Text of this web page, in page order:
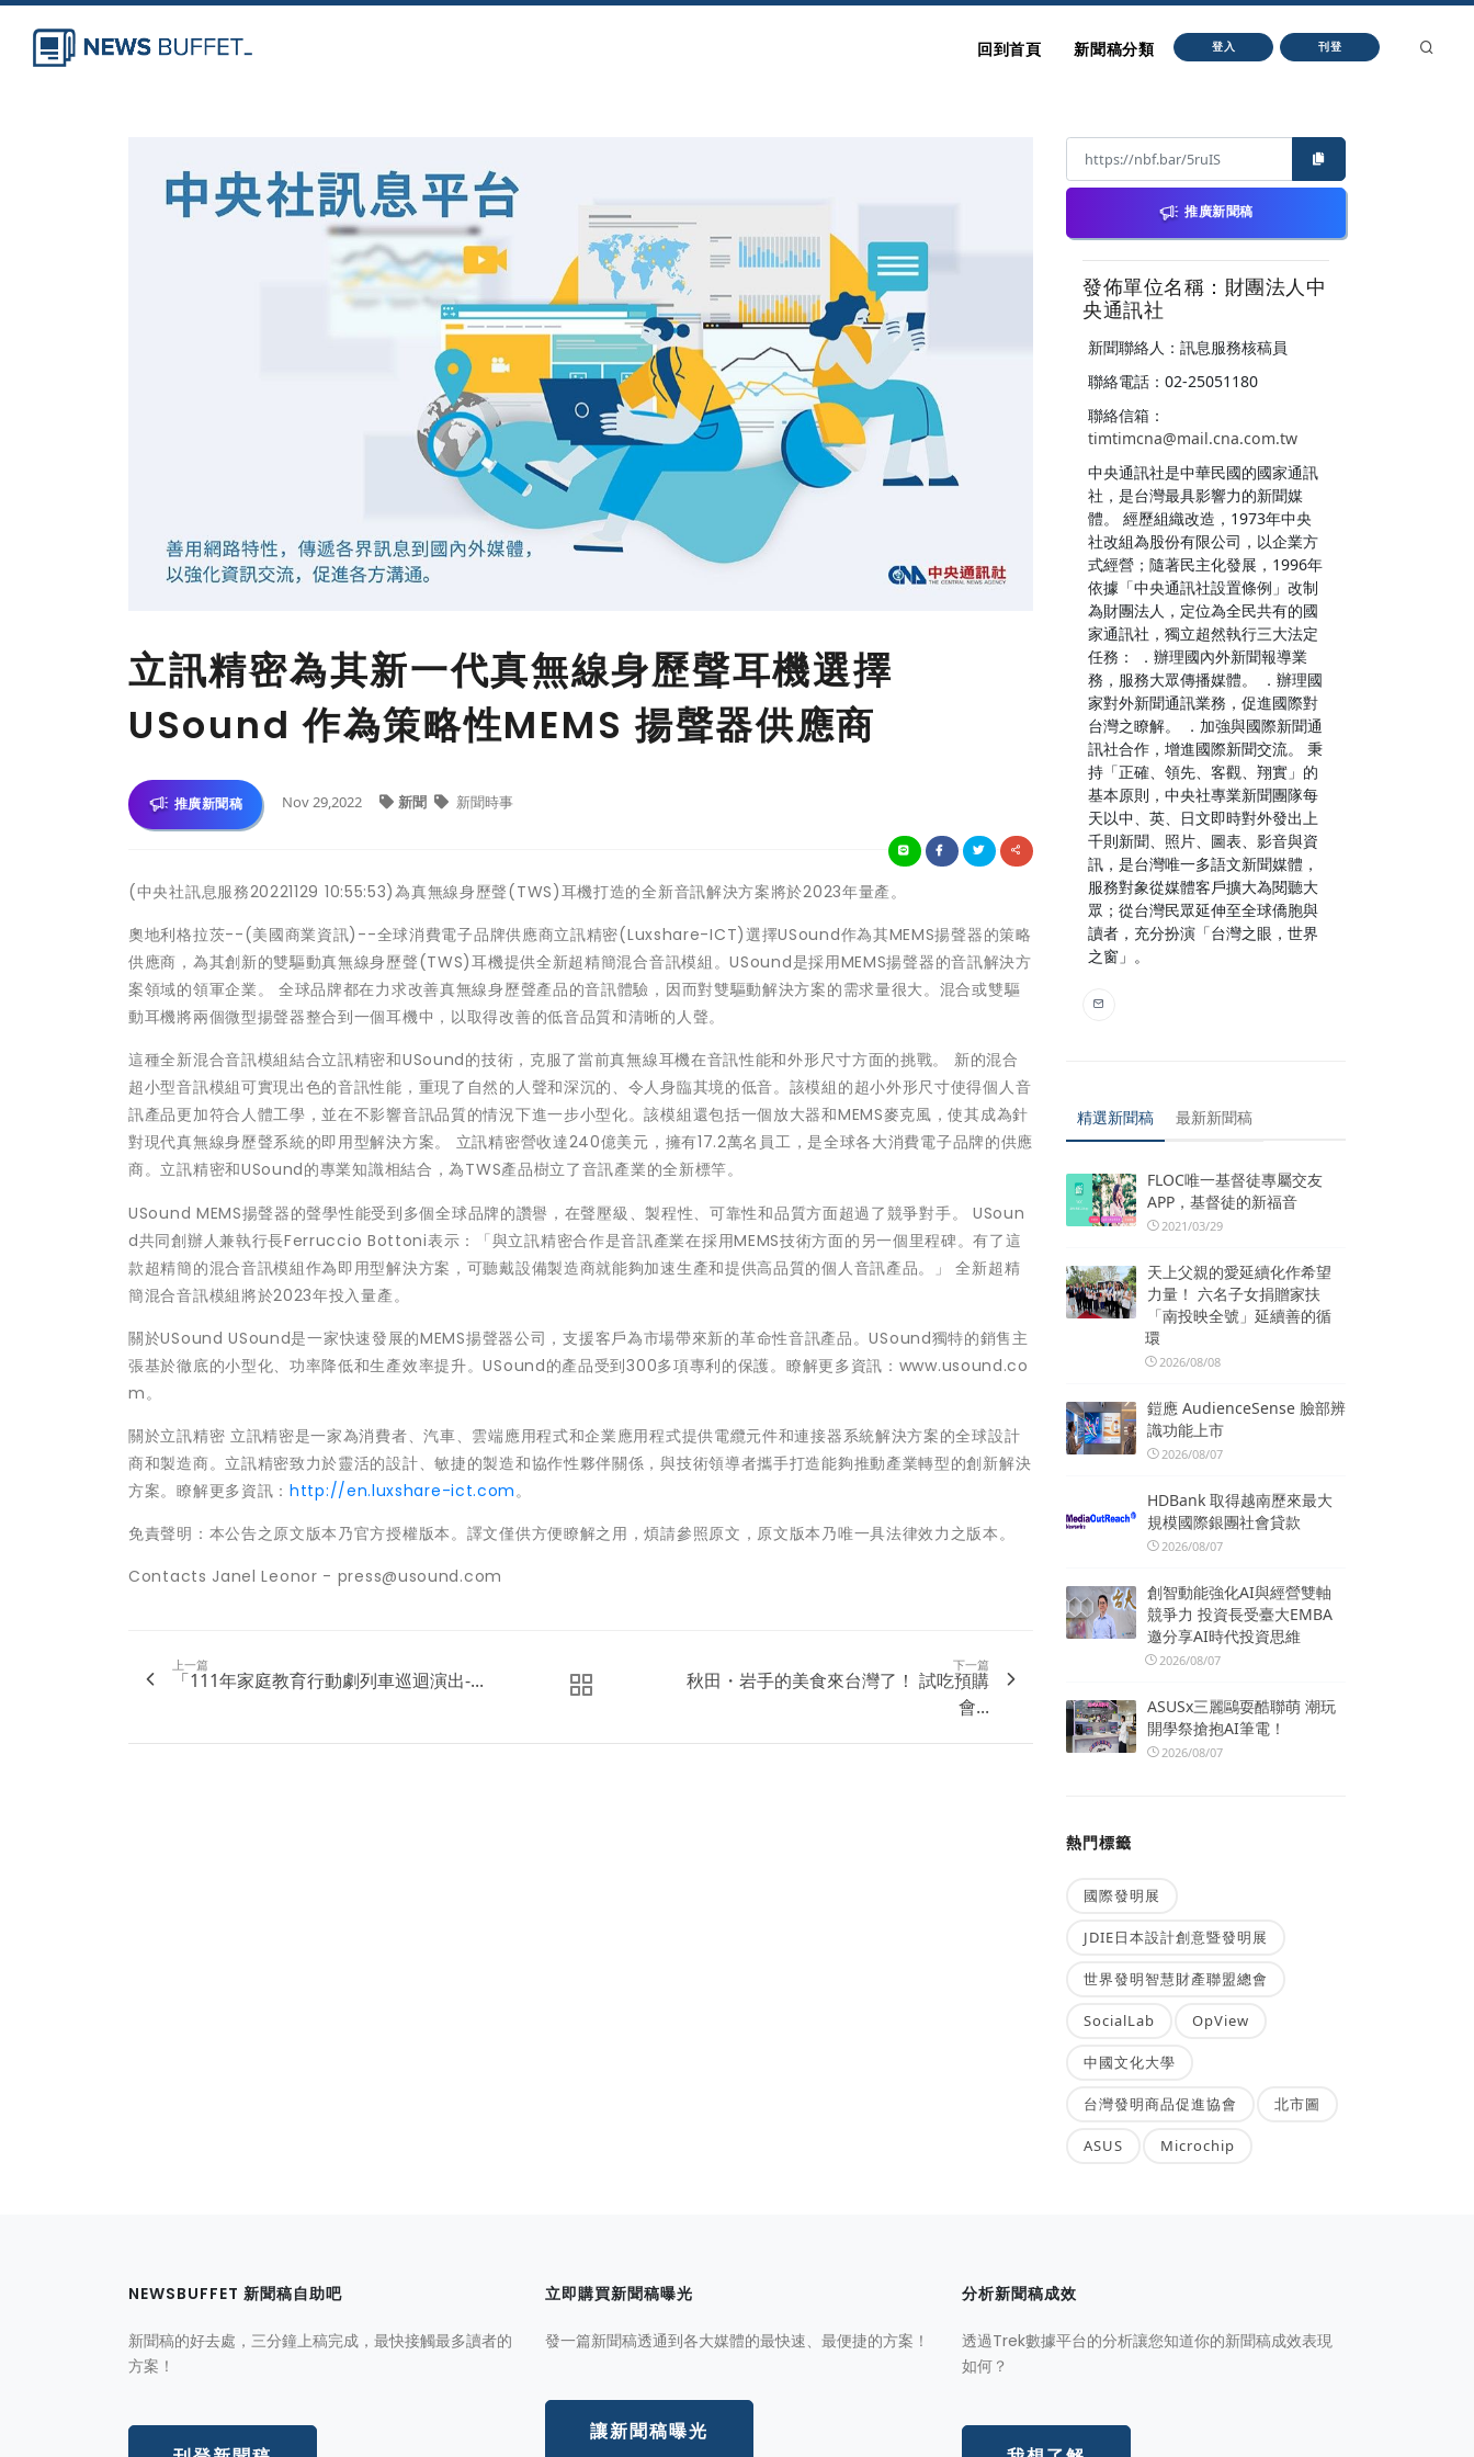
回到首頁 新聞稿分類 登入 刊登
立訊精密為其新一代真無線身歷聲耳機選擇
USound 作為策略性MEMS 揚聲器供應商
推廣新聞稿 Nov 29,2022 新聞 新聞時事
(中央社訊息服務20221129 10:55:53)為真無線身歷聲(TWS)耳機打造的全新音訊解決方案將於2023年量產。
奧地利格拉茨--(美國商業資訊)--全球消費電子品牌供應商立訊精密(Luxshare-ICT)選擇USound作為其MEMS揚聲器的策略
供應商，為其創新的雙驅動真無線身歷聲(TWS)耳機提供全新超精簡混合音訊模組。USound是採用MEMS揚聲器的音訊解決方
案領域的領軍企業。 全球品牌都在力求改善真無線身歷聲產品的音訊體驗，因而對雙驅動解決方案的需求量很大。混合或雙驅
動耳機將兩個微型揚聲器整合到一個耳機中，以取得改善的低音品質和清晰的人聲。
這種全新混合音訊模組結合立訊精密和USound的技術，克服了當前真無線耳機在音訊性能和外形尺寸方面的挑戰。 新的混合
超小型音訊模組可實現出色的音訊性能，重現了自然的人聲和深沉的、令人身臨其境的低音。該模組的超小外形尺寸使得個人音
訊產品更加符合人體工學，並在不影響音訊品質的情況下進一步小型化。該模組還包括一個放大器和MEMS麥克風，使其成為針
對現代真無線身歷聲系統的即用型解決方案。 立訊精密營收達240億美元，擁有17.2萬名員工，是全球各大消費電子品牌的供應
商。立訊精密和USound的專業知識相結合，為TWS產品樹立了音訊產業的全新標竿。
USound MEMS揚聲器的聲學性能受到多個全球品牌的讚譽，在聲壓級、製程性、可靠性和品質方面超過了競爭對手。 USoun
d共同創辦人兼執行長Ferruccio Bottoni表示：「與立訊精密合作是音訊產業在採用MEMS技術方面的另一個里程碑。有了這
款超精簡的混合音訊模組作為即用型解決方案，可聽戴設備製造商就能夠加速生產和提供高品質的個人音訊產品。」 全新超精
簡混合音訊模組將於2023年投入量產。
關於USound USound是一家快速發展的MEMS揚聲器公司，支援客戶為市場帶來新的革命性音訊產品。USound獨特的銷售主
張基於徹底的小型化、功率降低和生產效率提升。USound的產品受到300多項專利的保護。瞭解更多資訊：www.usound.co
m。
關於立訊精密 立訊精密是一家為消費者、汽車、雲端應用程式和企業應用程式提供電纜元件和連接器系統解決方案的全球設計
商和製造商。立訊精密致力於靈活的設計、敏捷的製造和協作性夥伴關係，與技術領導者攜手打造能夠推動產業轉型的創新解決
方案。瞭解更多資訊： http://en.luxshare-ict.com。
免責聲明：本公告之原文版本乃官方授權版本。譯文僅供方便瞭解之用，煩請參照原文，原文版本乃唯一具法律效力之版本。
Contacts Janel Leonor - press@usound.com
上一篇
「111年家庭教育行動劇列車巡迴演出-...
下一篇
秋田・岩手的美食來台灣了！ 試吃預購
會...
推廣新聞稿
發佈單位名稱：財團法人中
央通訊社
新聞聯絡人：訊息服務核稿員
聯絡電話：02-25051180
聯絡信箱：
timtimcna@mail.cna.com.tw
中央通訊社是中華民國的國家通訊
社，是台灣最具影響力的新聞媒
體。 經歷組織改造，1973年中央
社改組為股份有限公司，以企業方
式經營；隨著民主化發展，1996年
依據「中央通訊社設置條例」改制
為財團法人，定位為全民共有的國
家通訊社，獨立超然執行三大法定
任務： ．辦理國內外新聞報導業
務，服務大眾傳播媒體。 ．辦理國
家對外新聞通訊業務，促進國際對
台灣之瞭解。 ．加強與國際新聞通
訊社合作，增進國際新聞交流。 秉
持「正確、領先、客觀、翔實」的
基本原則，中央社專業新聞團隊每
天以中、英、日文即時對外發出上
千則新聞、照片、圖表、影音與資
訊，是台灣唯一多語文新聞媒體，
服務對象從媒體客戶擴大為閱聽大
眾；從台灣民眾延伸至全球僑胞與
讀者，充分扮演「台灣之眼，世界
之窗」。
精選新聞稿 最新新聞稿
FLOC唯一基督徒專屬交友
APP，基督徒的新福音
2021/03/29
天上父親的愛延續化作希望
力量！ 六名子女捐贈家扶
「南投映全號」延續善的循
環
2026/08/08
鎧應 AudienceSense 臉部辨
識功能上市
2026/08/07
HDBank 取得越南歷來最大
規模國際銀團社會貸款
2026/08/07
創智動能強化AI與經營雙軸
競爭力 投資長受臺大EMBA
邀分享AI時代投資思維
2026/08/07
ASUSx三麗鷗耍酷聯萌 潮玩
開學祭搶抱AI筆電！
2026/08/07
熱門標籤
國際發明展
JDIE日本設計創意暨發明展
世界發明智慧財產聯盟總會
SocialLab OpView
中國文化大學
台灣發明商品促進協會 北市圖
ASUS Microchip
NEWSBUFFET 新聞稿自助吧
新聞稿的好去處，三分鐘上稿完成，最快接觸最多讀者的
方案！
立即購買新聞稿曝光
發一篇新聞稿透通到各大媒體的最快速、最便捷的方案！
讓新聞稿曝光
分析新聞稿成效
透過Trek數據平台的分析讓您知道你的新聞稿成效表現
如何？